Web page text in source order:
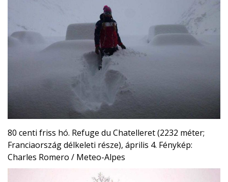
80 centi friss hó. Refuge du Chatelleret (2232 méter;
Franciaország délkeleti része), április 4. Fénykép:
Charles Romero / Meteo-Alpes